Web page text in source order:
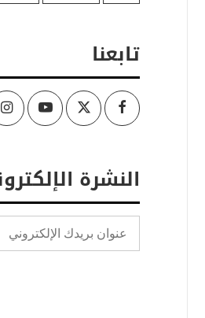
تابعنا
Facebook
Twitter
النشرة